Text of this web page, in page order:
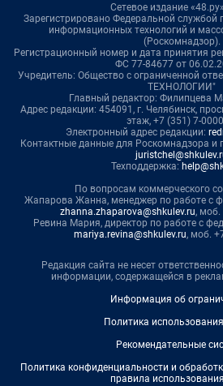
Сетевое издание
Зарегистрировано Федеральной службой
информационных технологий и
(Роскомнадзор).
Регистрационный номер и дата принятия
ФС 77-84677 от
Учредитель: Общество с ограниченной
ТЕХНОЛОГИИ"
Главный редактор: Филипцева
Адрес редакции: 454091, г. Челябинск,
этаж, +7 (351) 7-
Электронный адрес редакции:
Контактные данные для Роскомнадзора и
Техподдержка:
По вопросам коммерческого
Жапарова Жанна, менеджер по работе с
zhanna.zhaparova@shkulev.ru, моб.
Ревина Мария, директор по работе с
mariya.revina@shkulev.ru, моб.
Редакция сайта не несет
информации, содержащейся в
Информация об
Политика
Рекомендательные
Политика конфиденциальности и
правила